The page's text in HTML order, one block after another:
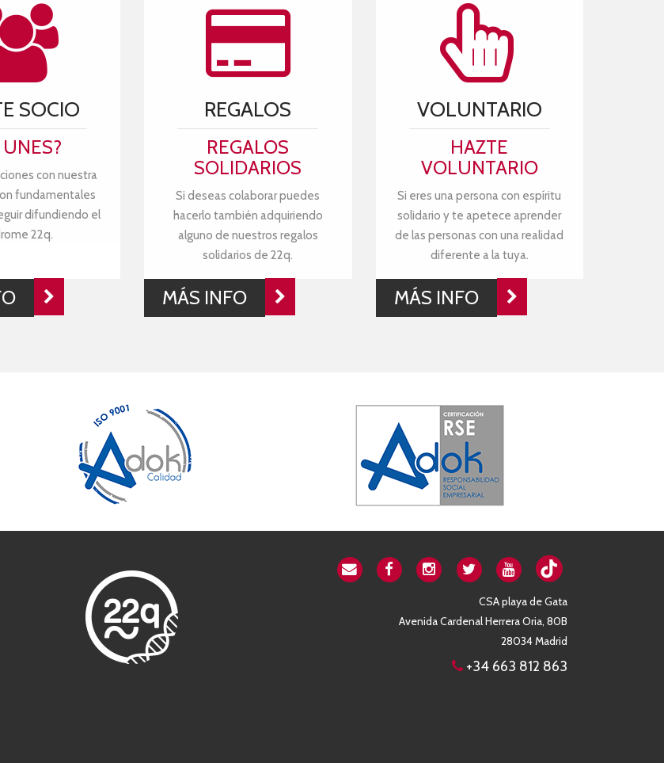
SOCIO
UNES?
con nuestra
fundamentales
difundiendo el
22q.
REGALOS
REGALOS
SOLIDARIOS
Si deseas colaborar puedes
hacerlo también adquiriendo
alguno de nuestros regalos
solidarios de 22q.
MÁS INFO
VOLUNTARIO
HAZTE
VOLUNTARIO
Si eres una persona con espíritu
solidario y te apetece aprender
de las personas con una realidad
diferente a la tuya.
MÁS INFO
CSA playa de Gata
Avenida Cardenal Herrera Oria, 80B
28034 Madrid
+34 663 812 863